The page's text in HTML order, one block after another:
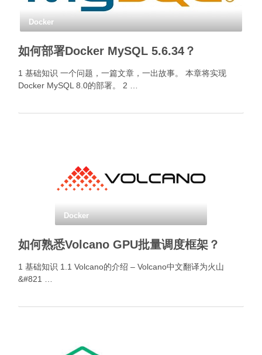
Docker
如何部署Docker MySQL 5.6.34？
1 基础知识 一个问题，一篇文章，一出故事。 本章将实现
Docker MySQL 8.0的部署。 2 …
Docker
如何熟悉Volcano GPU批量调度框架？
1 基础知识 1.1 Volcano的介绍 – Volcano中文翻译为火山
&#821 …